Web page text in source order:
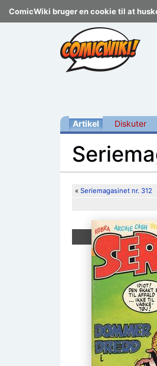
ComicWiki bruger en cookie til at
Artikel Diskuter
« Seriemagasinet nr. 312